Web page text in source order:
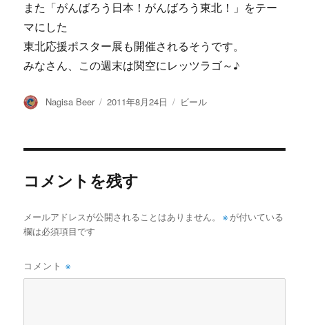
また「がんばろう日本！がんばろう東北！」をテー
マにした
東北応援ポスター展も開催されるそうです。
みなさん、この週末は関空にレッツラゴ～♪
投
Nagisa Beer
投
2011年8月24日
カ
ビール
コメントを残す
メールアドレスが公開されることはありません。 ※ が付いている
欄は必須項目です
コメント※